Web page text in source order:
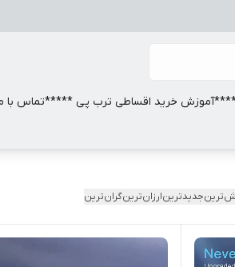
خرید اقساطی ترب پی *****تماس با
جدیدترینارزان‌ترینگران‌ترین